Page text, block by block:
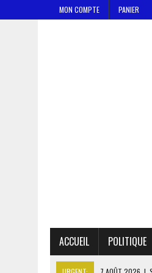
MON COMPTE PANIER
ACCUEIL POLITIQUE